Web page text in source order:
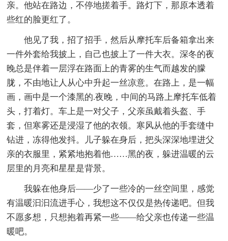
亲。他站在路边，不停地搓着手。路灯下，那原本透着
些红的脸更红了。
他见了我，招了招手，然后从摩托车后备箱拿出来
一件外套给我披上，自己也披上了一件大衣。深冬的夜
晚总是伴着一层浮在路面上的青雾的生气而越发的朦
胧，不由地让人从心中升起一丝凉意。在路上，是一幅
画，画中是一个漆黑的.夜晚，中间的马路上摩托车低着
头，打着灯。车上是一对父子，父亲虽戴着头盔、手
套，但寒雾还是浸湿了他的衣领。寒风从他的手套缝中
钻进，冻得他发抖。儿子躲在身后，把头深深地埋进父
亲的衣服里，紧紧地抱着他……黑的夜，躲进温暖的云
层里的月亮和星星是背景。
我躲在他身后——少了一些冷的一丝空间里，感觉
有温暖汩汩流进手心，我想这不仅仅是热传递吧。但我
不愿多想，只想抱着再紧一些——给父亲也传递一些温
暖吧。